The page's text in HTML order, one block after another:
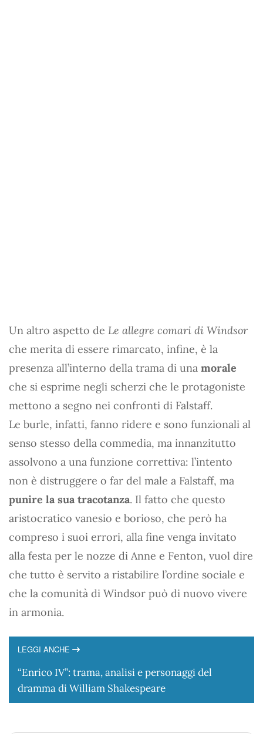
Un altro aspetto de Le allegre comari di Windsor
che merita di essere rimarcato, infine, è la
presenza all’interno della trama di una morale
che si esprime negli scherzi che le protagoniste
mettono a segno nei confronti di Falstaff.
Le burle, infatti, fanno ridere e sono funzionali al
senso stesso della commedia, ma innanzitutto
assolvono a una funzione correttiva: l’intento
non è distruggere o far del male a Falstaff, ma
punire la sua tracotanza. Il fatto che questo
aristocratico vanesio e borioso, che però ha
compreso i suoi errori, alla fine venga invitato
alla festa per le nozze di Anne e Fenton, vuol dire
che tutto è servito a ristabilire l’ordine sociale e
che la comunità di Windsor può di nuovo vivere
in armonia.
LEGGI ANCHE
“Enrico IV”: trama, analisi e personaggi del
dramma di William Shakespeare